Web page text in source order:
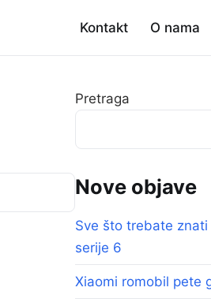
Kontakt O nama
Pretraga
Nove objave
Sve što trebate
serije 6
Xiaomi romobil pete